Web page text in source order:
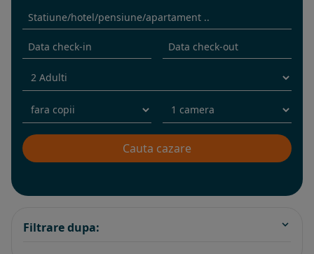
Filtrare dupa: